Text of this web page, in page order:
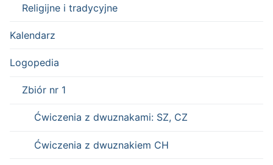
Religijne i tradycyjne
Kalendarz
Logopedia
Zbiór nr 1
Ćwiczenia z dwuznakami: SZ, CZ
Ćwiczenia z dwuznakiem CH